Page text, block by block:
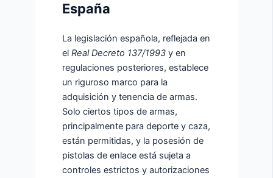
España
La legislación española, reflejada en
elReal Decreto 137/1993 y en
regulaciones posteriores, establece
un riguroso marco para la
adquisición y tenencia de armas.
Solo ciertos tipos de armas,
principalmente para deporte y caza,
están permitidas, y la posesión de
pistolas de enlace está sujeta a
controles estrictos y autorizaciones